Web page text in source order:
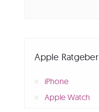
Apple Ratgeber
iPhone
Apple Watch